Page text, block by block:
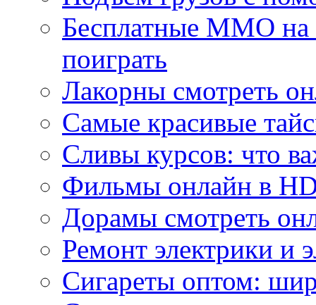
Бесплатные MMO
поиграть
Лакорны смотреть
Самые красивые
Сливы курсов: что
Фильмы онлайн в
Дорамы смотреть
Ремонт электрики и
Сигареты оптом: